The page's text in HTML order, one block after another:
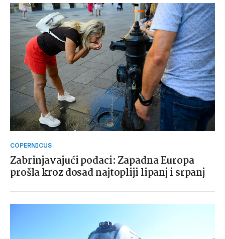
COPERNICUS
Zabrinjavajući podaci: Zapadna Europa
prošla kroz dosad najtopliji lipanj i srpanj